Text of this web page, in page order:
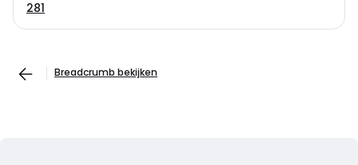
281
Breadcrumb bekijken